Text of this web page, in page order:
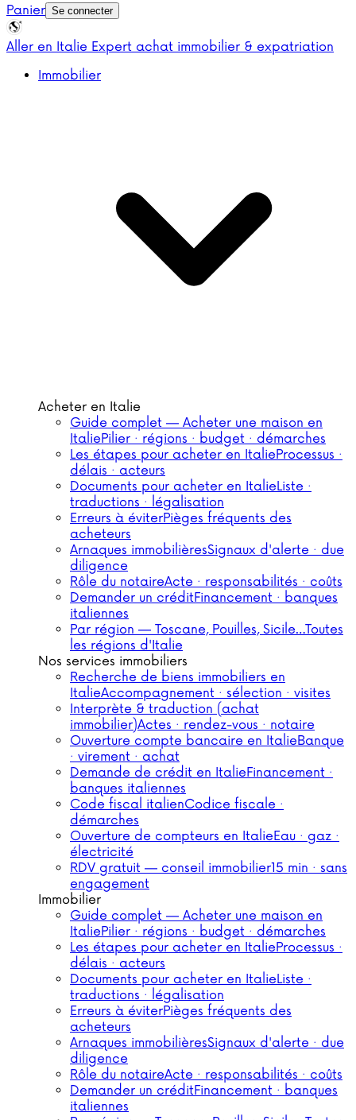
Panier Se connecter
Aller en Italie Expert achat immobilier & expatriation
Immobilier
Acheter en Italie
Guide complet — Acheter une maison en
ItaliePilier · régions · budget · démarches
Les étapes pour acheter en ItalieProcessus ·
délais · acteurs
Documents pour acheter en ItalieListe ·
traductions · légalisation
Erreurs à éviterPièges fréquents des
acheteurs
Arnaques immobilièresSignaux d'alerte · due
diligence
Rôle du notaireActe · responsabilités · coûts
Demander un créditFinancement · banques
italiennes
Par région — Toscane, Pouilles, Sicile…Toutes
les régions d'Italie
Nos services immobiliers
Recherche de biens immobiliers en
ItalieAccompagnement · sélection · visites
Interprète & traduction (achat
immobilier)Actes · rendez-vous · notaire
Ouverture compte bancaire en ItalieBanque
· virement · achat
Demande de crédit en ItalieFinancement ·
banques italiennes
Code fiscal italienCodice fiscale ·
démarches
Ouverture de compteurs en ItalieEau · gaz ·
électricité
RDV gratuit — conseil immobilier15 min · sans
engagement
Immobilier
Guide complet — Acheter une maison en
ItaliePilier · régions · budget · démarches
Les étapes pour acheter en ItalieProcessus ·
délais · acteurs
Documents pour acheter en ItalieListe ·
traductions · légalisation
Erreurs à éviterPièges fréquents des
acheteurs
Arnaques immobilièresSignaux d'alerte · due
diligence
Rôle du notaireActe · responsabilités · coûts
Demander un créditFinancement · banques
italiennes